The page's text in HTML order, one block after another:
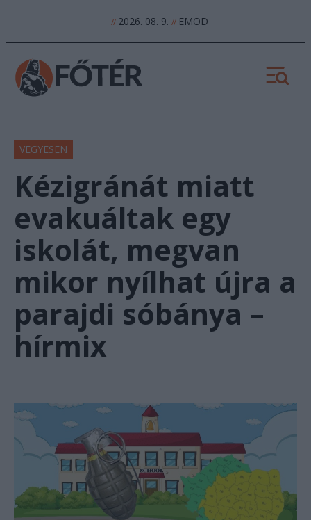
//2026. 08. 9. //EMOD
VEGYESEN
Kézigránát miatt
evakuáltak egy
iskolát, megvan
mikor nyílhat újra a
parajdi sóbánya –
hírmix